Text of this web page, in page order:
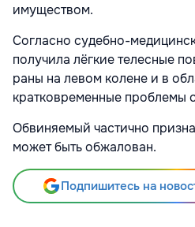
имуществом.
Согласно судебно-
получила лёгкие телесные
раны на левом колене и в
кратковременные проблемы
Обвиняемый частично
может быть обжалован.
Подпишитесь на